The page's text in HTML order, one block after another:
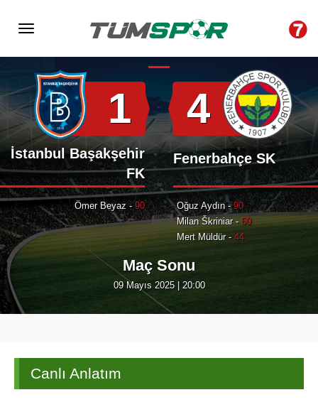
Hakem : Burak Pakkan
1
İstanbul Başakşehir
FK
Ömer Beyaz - 90
4
Fenerbahçe SK
Oğuz Aydın -90
Milan Škriniar -60
Mert Müldür - 44
Maç Sonu
09 Mayıs 2025 | 20:00
Canlı Anlatım